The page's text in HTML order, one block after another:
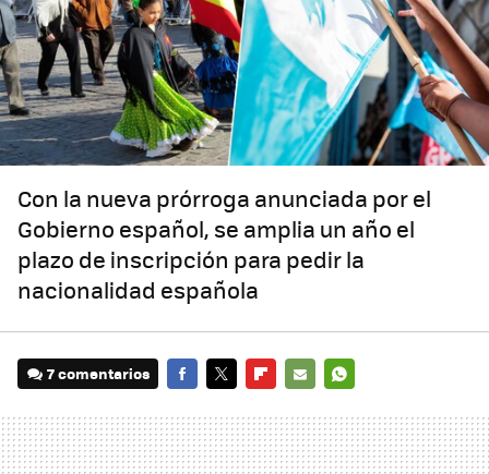
Con la nueva prórroga anunciada por el
Gobierno español, se amplia un año el
plazo de inscripción para pedir la
nacionalidad española
7 comentarios
MAIL